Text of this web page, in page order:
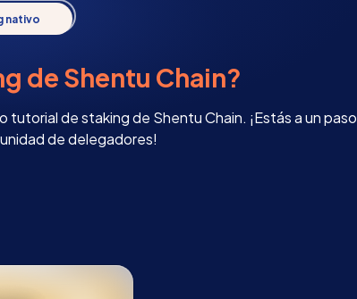
nativo
de Shentu Chain?
de staking de Shentu Chain. ¡Estás a un paso
de delegadores!